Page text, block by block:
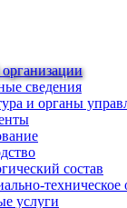
сведения
и органы
состав
техническое
услуги